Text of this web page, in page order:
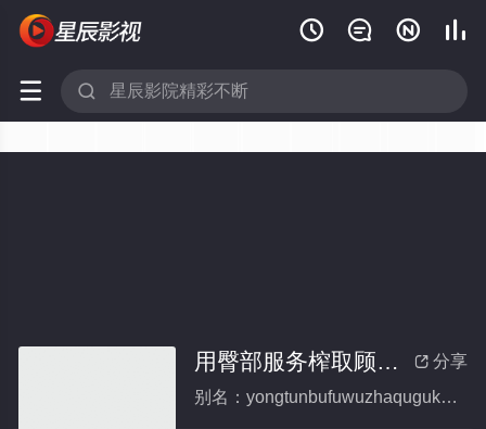
   
 
 分享
用臀部服务榨取顾客的女职员
别名：yongtunbufuwuzhaqugukedenvzhiyuan